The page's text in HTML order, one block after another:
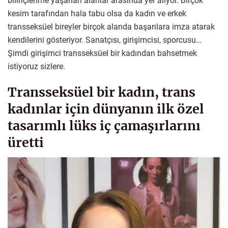
kesim tarafından hala tabu olsa da kadın ve erkek
transseksüel bireyler birçok alanda başarılara imza atarak
kendilerini gösteriyor. Sanatçısı, girişimcisi, sporcusu…
Şimdi girişimci transseksüel bir kadından bahsetmek
istiyoruz sizlere.
Transseksüel bir kadın, trans
kadınlar için dünyanın ilk özel
tasarımlı lüks iç çamaşırlarını
üretti